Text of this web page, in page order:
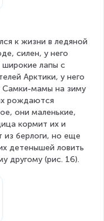
к жизни в ледяной
силен, у него
широкие лапы с
Арктики, у него
Самки-мамы на зиму
рождаются
они маленькие,
кормит их и
из берлоги, но еще
детенышей ловить
другому (рис. 16).